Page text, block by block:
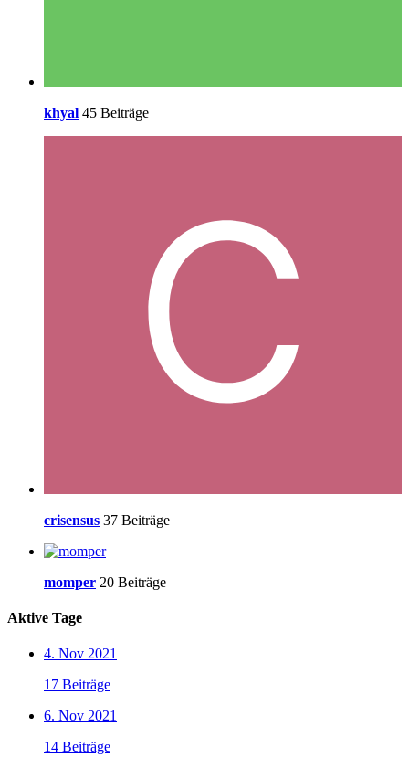
khyal 45 Beiträge
crisensus 37 Beiträge
momper 20 Beiträge
Aktive Tage
4. Nov 2021
17 Beiträge
6. Nov 2021
14 Beiträge